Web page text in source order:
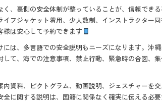
、裏側の安全体制が整っていることが、信頼でき
フジャケット着用、少人数制、インストラクター
様は安心して予約できます
には、多言語での安全説明もニーズになります。沖
て、海での注意事項、禁止行動、緊急時の合図、
内資料、ピクトグラム、動画説明、ジェスチャーを
に関する説明は、国籍に関係なく確実に伝える必要